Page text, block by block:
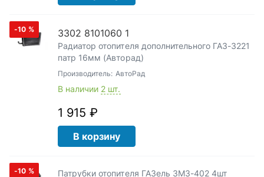
-10 % 3302 8101060 1
Радиатор отопителя дополнительного ГАЗ-3221
патр 16мм (Авторад)
Производитель: АвтоРад
В наличии 2 шт.
1 915 ₽
В корзину
-10 % Патрубки отопителя ГАЗель ЗМЗ-402 4шт